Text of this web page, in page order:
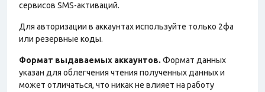
сервисов SMS-активаций.
Для авторизации в аккаунтах используйте только 2фа
или резервные коды.
Формат выдаваемых аккаунтов. Формат данных
указан для облегчения чтения полученных данных и
может отличаться, что никак не влияет на работу